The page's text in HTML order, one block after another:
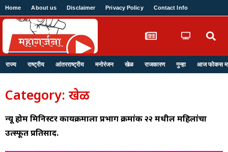
Home About us Disclaimer Privacy Policy Contact Info
राज्य राष्ट्रीय आंतरराष्ट्रीय मनोरंजन खेळ राजकारण गुन्हा आज फोकस
Category: खेळ
न्यू होम मिनिस्टर कार्यक्रमाला प्रभाग क्रमांक २२ मधील महिलांचा
उत्स्फूर्त प्रतिसाद.